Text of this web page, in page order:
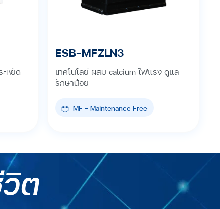
ะหยัด
ESB-MFZLN3
เทคโนโลยี ผสม calcium ไฟแรง ดูแล
รักษาน้อย
MF - Maintenance Free
ต